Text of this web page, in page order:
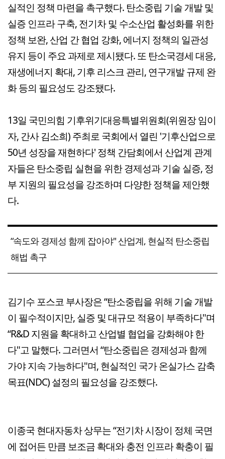
실적인 정책 마련을 촉구했다. 탄소중립 기술 개발 및
실증 인프라 구축, 전기차 및 수소산업 활성화를 위한
정책 보완, 산업 간 협업 강화, 에너지 정책의 일관성
유지 등이 주요 과제로 제시됐다. 또 탄소국경세 대응,
재생에너지 확대, 기후 리스크 관리, 연구개발 규제 완
화 등의 필요성도 강조됐다.
13일 국민의힘 기후위기대응특별위원회(위원장 임이
자, 간사 김소희) 주최로 국회에서 열린 '기후산업으로
50년 성장을 재현하다' 정책 간담회에서 산업계 관계
자들은 탄소중립 실현을 위한 경제성과 기술 실증, 정
부 지원의 필요성을 강조하며 다양한 정책을 제안했
다.
“속도와 경제성 함께 잡아야" 산업계, 현실적 탄소중립
해법 촉구
김기수 포스코 부사장은 “탄소중립을 위해 기술 개발
이 필수적이지만, 실증 및 대규모 적용이 부족하다"며
“R&D 지원을 확대하고 산업별 협업을 강화해야 한
다"고 말했다. 그러면서 “탄소중립은 경제성과 함께
가야 지속 가능하다"며, 현실적인 국가 온실가스 감축
목표(NDC) 설정의 필요성을 강조했다.
이종국 현대자동차 상무는 “전기차 시장이 정체 국면
에 접어든 만큼 보조금 확대와 충전 인프라 확충이 필